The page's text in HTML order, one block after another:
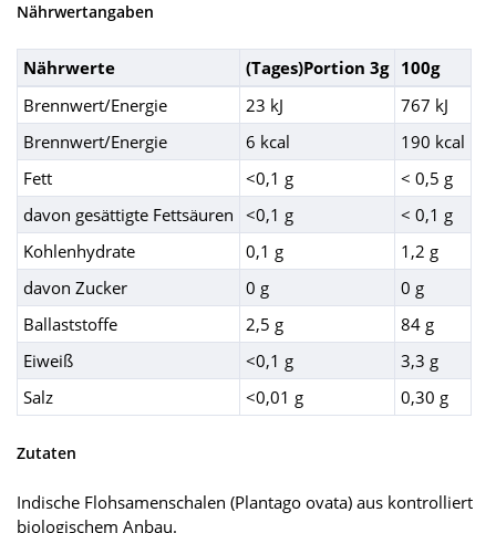
Nährwertangaben
Nährwerte (Tages)Portion 3g 100g
Brennwert/Energie
23 kJ
767 kJ
Brennwert/Energie
6 kcal
190 kcal
Fett
<0,1 g
< 0,5 g
davon gesättigte Fettsäuren <0,1 g
< 0,1 g
Kohlenhydrate
0,1 g
1,2 g
davon Zucker
0 g
0 g
Ballaststoffe
2,5 g
84 g
Eiweiß
<0,1 g
3,3 g
Salz
<0,01 g 0,30 g
Zutaten
Indische Flohsamenschalen (Plantago ovata) aus kontrolliert
biologischem Anbau.